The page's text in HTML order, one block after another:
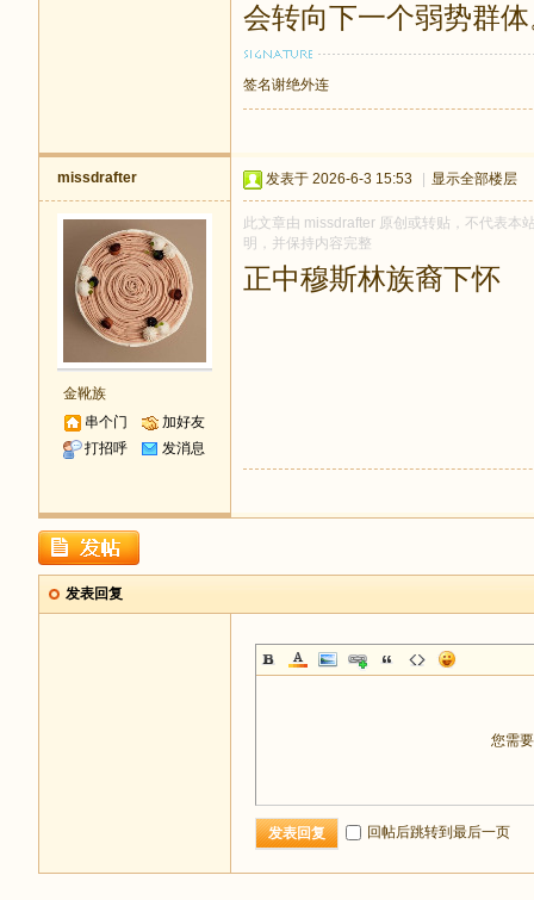
会转向下一个弱势群
签名谢绝外连
missdrafter
金靴族
串个门
加好友
打招呼
发消息
发表于 2026-6-3 15:53 显示全部楼层
此文章由 missdrafter 原创或转贴，不代表本
明，并保持内容完整
正中穆斯林族裔下怀
发表回复
您需
发表回复 回帖后跳转到最后一页